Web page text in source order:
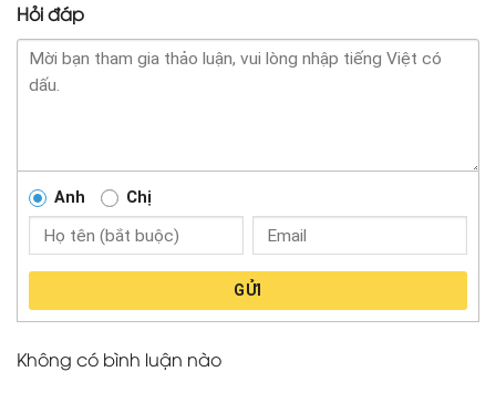
Hỏi đáp
Anh Chị
GỬI
Không có bình luận nào